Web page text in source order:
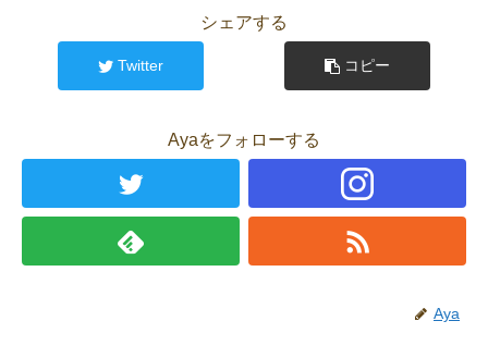
シェアする
Twitter コピー
Ayaをフォローする
Aya